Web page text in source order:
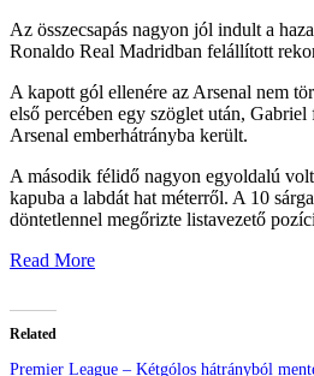
Az összecsapás nagyon jól indult a
Ronaldo Real Madridban felállított
A kapott gól ellenére az Arsenal nem
első percében egy szöglet után,
Arsenal emberhátrányba került.
A második félidő nagyon egyoldalú
kapuba a labdát hat méterről. A 10
döntetlennel megőrizte listavezető
Read More
Related
Premier League – Kétgólos hátrányból